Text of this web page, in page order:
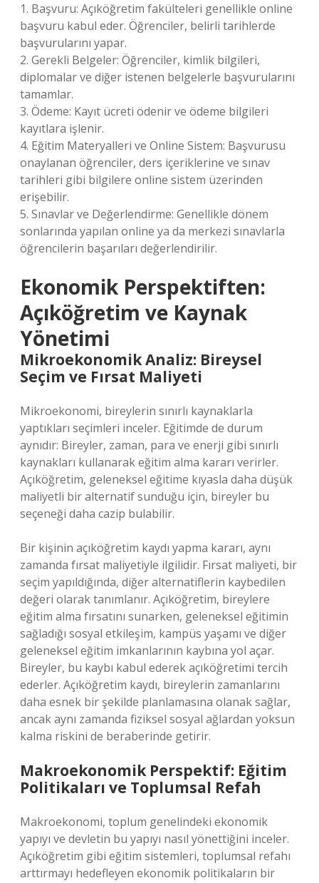
1. Başvuru: Açıköğretim fakülteleri genellikle online
başvuru kabul eder. Öğrenciler, belirli tarihlerde
başvurularını yapar.
2. Gerekli Belgeler: Öğrenciler, kimlik bilgileri,
diplomalar ve diğer istenen belgelerle başvurularını
tamamlar.
3. Ödeme: Kayıt ücreti ödenir ve ödeme bilgileri
kayıtlara işlenir.
4. Eğitim Materyalleri ve Online Sistem: Başvurusu
onaylanan öğrenciler, ders içeriklerine ve sınav
tarihleri gibi bilgilere online sistem üzerinden
erişebilir.
5. Sınavlar ve Değerlendirme: Genellikle dönem
sonlarında yapılan online ya da merkezi sınavlarla
öğrencilerin başarıları değerlendirilir.
Ekonomik Perspektiften:
Açıköğretim ve Kaynak
Yönetimi
Mikroekonomik Analiz: Bireysel
Seçim ve Fırsat Maliyeti
Mikroekonomi, bireylerin sınırlı kaynaklarla
yaptıkları seçimleri inceler. Eğitimde de durum
aynıdır: Bireyler, zaman, para ve enerji gibi sınırlı
kaynakları kullanarak eğitim alma kararı verirler.
Açıköğretim, geleneksel eğitime kıyasla daha düşük
maliyetli bir alternatif sunduğu için, bireyler bu
seçeneği daha cazip bulabilir.
Bir kişinin açıköğretim kaydı yapma kararı, aynı
zamanda fırsat maliyetiyle ilgilidir. Fırsat maliyeti, bir
seçim yapıldığında, diğer alternatiflerin kaybedilen
değeri olarak tanımlanır. Açıköğretim, bireylere
eğitim alma fırsatını sunarken, geleneksel eğitimin
sağladığı sosyal etkileşim, kampüs yaşamı ve diğer
geleneksel eğitim imkanlarının kaybına yol açar.
Bireyler, bu kaybı kabul ederek açıköğretimi tercih
ederler. Açıköğretim kaydı, bireylerin zamanlarını
daha esnek bir şekilde planlamasına olanak sağlar,
ancak aynı zamanda fiziksel sosyal ağlardan yoksun
kalma riskini de beraberinde getirir.
Makroekonomik Perspektif: Eğitim
Politikaları ve Toplumsal Refah
Makroekonomi, toplum genelindeki ekonomik
yapıyı ve devletin bu yapıyı nasıl yönettiğini inceler.
Açıköğretim gibi eğitim sistemleri, toplumsal refahı
arttırmayı hedefleyen ekonomik politikaların bir